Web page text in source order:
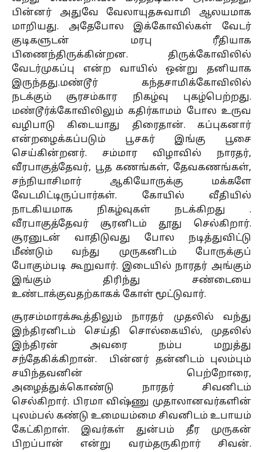
பின்னர் அதுவே வேலாயுதசுவாமி ஆலயமாக
மாறியது. அதேபோல இக்கோவில்கள் வேடர்
குடிகளுடன் மரபு ரீதியாக
பிணைந்திருக்கின்றன. திருக்கோவிலில்
வேடர்முகப்பு என்ற வாயில் ஒன்று தனியாக
இருந்தது.மண்டூர் கந்தசாமிக்கோவிலில்
நடக்கும் சூரசம்கார நிகழ்வு புகழ்பெற்றது.
மண்டூர்க்கோவிலிலும் கதிர்காமம் போல உருவ
வழிபாடு கிடையாது திரைதான். கப்புகனார்
என்றழைக்கப்படும் பூசகர் இங்கு பூசை
செய்கின்றனர். சம்மார விழாவில் நாரதர்,
வீரபாகுத்தேவர், பூத கணங்கள், தேவகணங்கள்,
சந்நியாசிமார் ஆகியோருக்கு மக்களே
வேடமிட்டிருப்பார்கள். கோயில் வீதியில்
நாடகியமாக நிகழ்வுகள் நடக்கிறது .
வீரபாகுத்தேவர் சூரனிடம் தூது செல்கிறார்.
சூரனுடன் வாதிடுவது போல நடித்துவிட்டு
மீண்டும் வந்து முருகனிடம் போருக்குப்
போகும்படி கூறுவார். இடையில் நாரதர் அங்கும்
இங்கும் திரிந்து சண்டையை
உண்டாக்குவதற்காகக் கோள் மூட்டுவார்.
சூரசம்மாரக்கூத்திலும் நாரதர் முதலில் வந்து
இந்திரனிடம் செய்தி சொல்கையில், முதலில்
இந்திரன் அவரை நம்ப மறுத்து
சந்தேகிக்கிறான். பின்னர் தன்னிடம் புலம்பும்
சயிந்தவனின் பெற்றோரை,
அழைத்துக்கொண்டு நாரதர் சிவனிடம்
செல்கிறார். பிரமா விஷ்ணு முதாலானவர்களின்
புலம்பல் கண்டு உமையம்மை சிவனிடம் உபாயம்
கேட்கிறாள். இவர்கள் துன்பம் தீர முருகன்
பிறப்பான் என்று வரம்தருகிறார் சிவன்.